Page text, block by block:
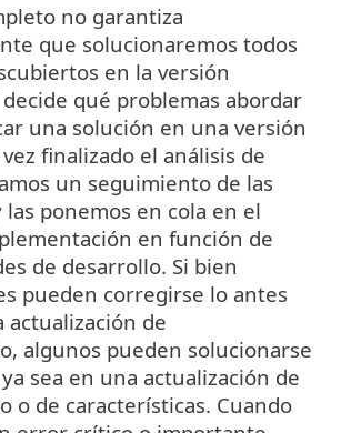
no garantiza
que solucionaremos todos
en la versión
decide qué problemas abordar
una solución en una versión
finalizado el análisis de
un seguimiento de las
ponemos en cola en el
en función de
de desarrollo. Si bien
pueden corregirse lo antes
actualización de
algunos pueden solucionarse
sea en una actualización de
o de características. Cuando